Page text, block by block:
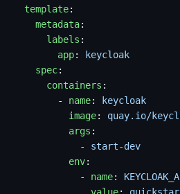
  template
:
    metadata
:
      labels
:
        app
:
keycloak
    spec
:
      containers
:
        -
name:
keycloak
          image
: quay.io/
          args
:
            -
start-dev
          env
:
            -
name:
              value
: